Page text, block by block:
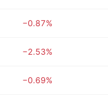
−0.87%
−2.53%
−0.69%